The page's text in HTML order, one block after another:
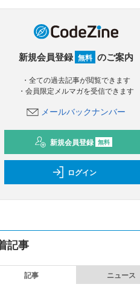
新規会員登録 無料 のご案内
・全ての過去記事が閲覧できます
・会員限定メルマガを受信できます
メールバックナンバー
新規会員登録 無料
ログイン
記事
記事 ニュース